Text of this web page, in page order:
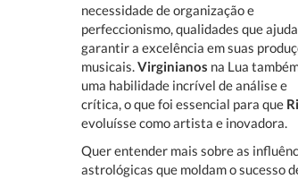
necessidade de organização e
perfeccionismo, qualidades que
garantir a excelência em suas
musicais.Virginianos na Lua
uma habilidade incrível de análise e
crítica, o que foi essencial para que
evoluísse como artista e inovadora.
Quer entender mais sobre as
astrológicas que moldam o sucesso